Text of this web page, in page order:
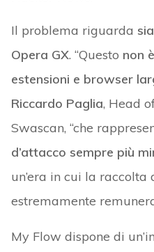
Il problema riguarda
Opera GX. “Questo non
estensioni e browser
Riccardo Paglia, Head
Swascan, “che
d’attacco sempre più
un’era in cui la
estremamente
My Flow dispone di